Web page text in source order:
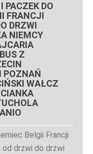
PACZEK DO
FRANCJI
DRZWI
NIEMCY
Z
POZNAŃ
WAŁCZ
Belgii Francji
od drzwi do drzwi